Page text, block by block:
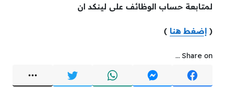
لمتابعة حساب الوظائف على لينكد ان
( إضغط هنا )
Share on ...